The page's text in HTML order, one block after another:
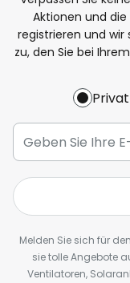
Aktionen und
registrieren und wir
zu, den Sie bei
Melden Sie sich für
sie tolle Angebote
Ventilatoren,